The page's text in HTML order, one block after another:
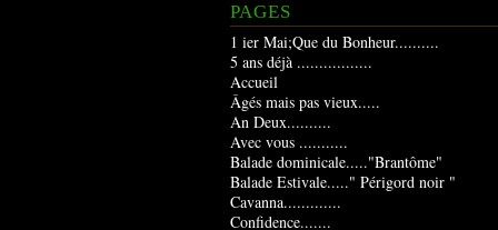
PAGES
1 ier Mai;Que du Bonheur..........
5 ans déjà .................
Accueil
Âgés mais pas vieux.....
An Deux..........
Avec vous ...........
Balade dominicale....."Brantôme"
Balade Estivale....." Périgord noir "
Cavanna.............
Confidence.......